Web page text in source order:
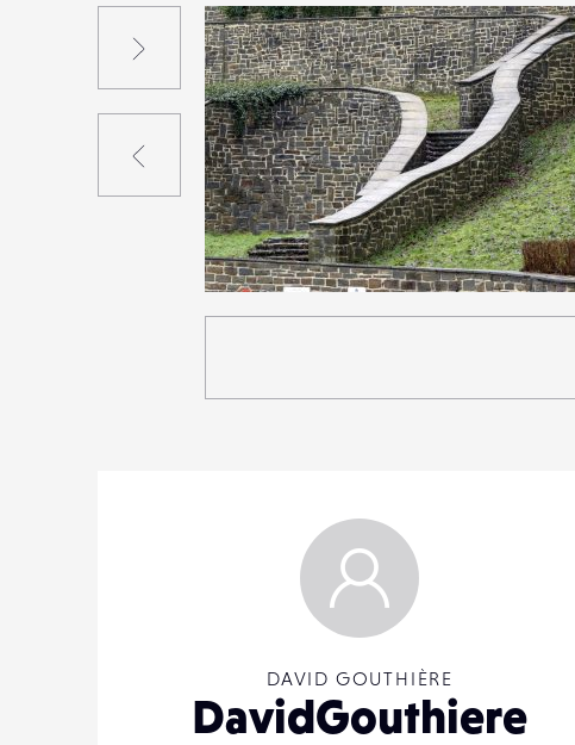
3
17
Suivant
Précédent
DAVID GOUTHIÈRE
DavidGouthiere